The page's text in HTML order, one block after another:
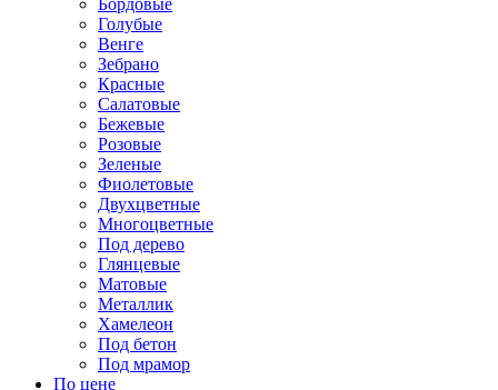
Бордовые
Голубые
Венге
Зебрано
Красные
Салатовые
Бежевые
Розовые
Зеленые
Фиолетовые
Двухцветные
Многоцветные
Под дерево
Глянцевые
Матовые
Металлик
Хамелеон
Под бетон
Под мрамор
По цене